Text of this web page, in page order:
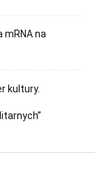
mRNA na
kultury.